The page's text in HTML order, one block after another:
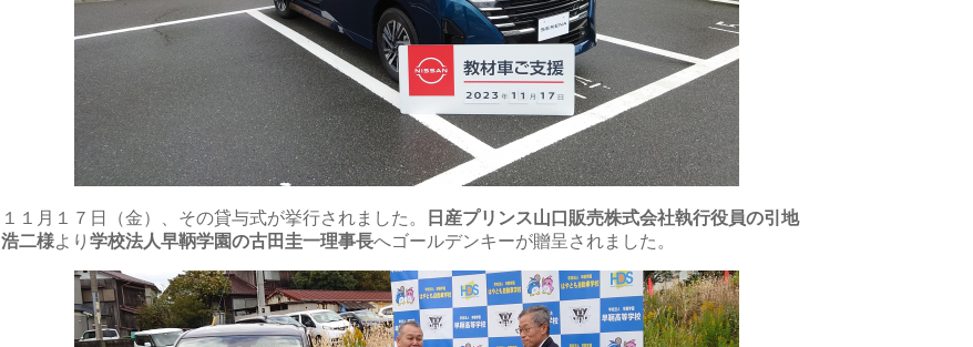
１１月１７日（金）、その貸与式が挙行されました。
日産プリンス山口販売株式会社執行役員の引地
浩二様より 学校法人早鞆学園の古田圭一理事長へゴールデンキーが贈呈されました。